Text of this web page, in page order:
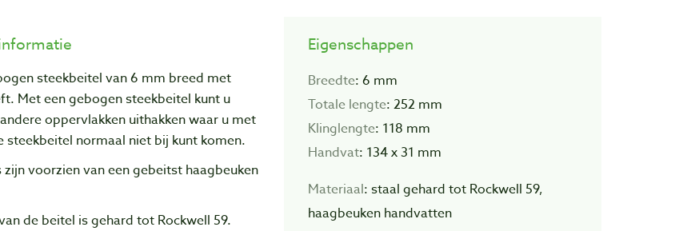
steekbeitel van 6 mm breed met
Met een gebogen steekbeitel kunt u
oppervlakken uithakken waar u met
steekbeitel normaal niet bij kunt komen.
zijn voorzien van een gebeitst haagbeuken
de beitel is gehard tot Rockwell 59.
Eigenschappen
Breedte: 6 mm
Totale lengte: 252 mm
Klinglengte: 118 mm
Handvat: 134 x 31 mm
Materiaal: staal gehard tot Rockwell 59,
haagbeuken handvatten